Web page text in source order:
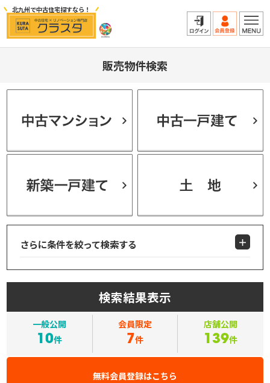
北九州で中古住宅探すなら！
販売物件検索
さらに条件を絞って検索する
検索結果表示
一般公開
10件
会員限定
7件
店舗公開
139件
無料会員登録はこちら